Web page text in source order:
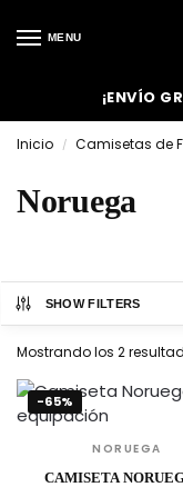
MENU
¡ENVÍO
Inicio / Camisetas de
Noruega
SHOW FILTERS
Mostrando los 2
-65%
NORUEGA
CAMISETA